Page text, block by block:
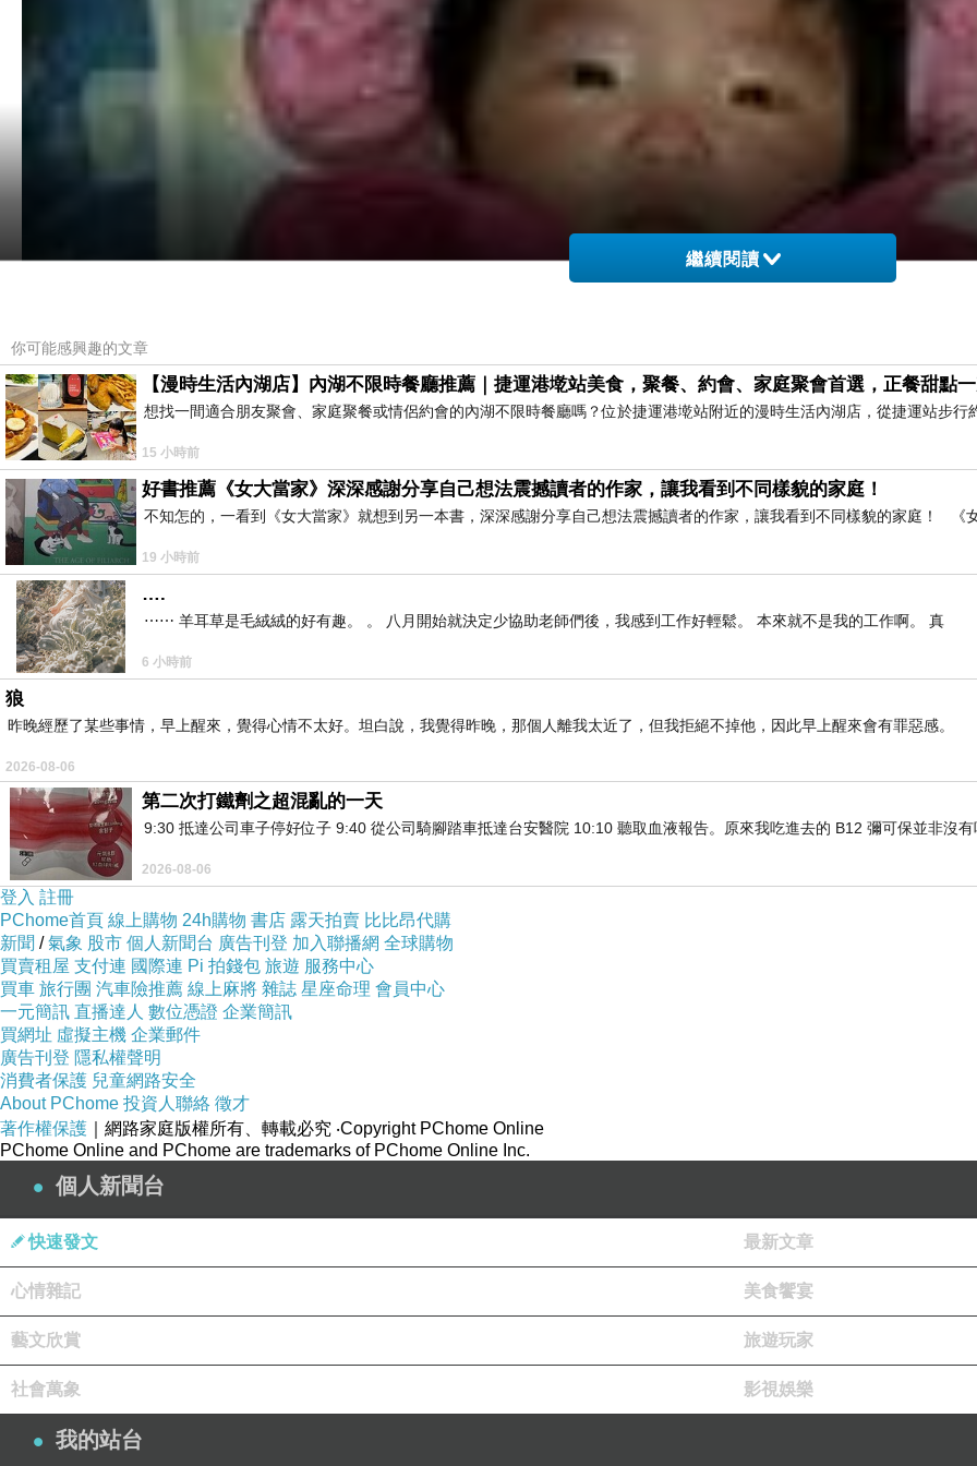
繼續閱讀
你可能感興趣的文章
【漫時生活內湖店】內湖不限時餐廳推薦｜捷運港墘站美食，聚餐、約會、家庭聚會首選，正餐甜點
想找一間適合朋友聚會、家庭聚餐或情侶約會的內湖不限時餐廳嗎？位於捷運港墘站附近的漫時生活內湖店，從捷運站步行
15 小時前
好書推薦《女大當家》深深感謝分享自己想法震撼讀者的作家，讓我看到不同樣貌的家庭！
不知怎的，一看到《女大當家》就想到另一本書，深深感謝分享自己想法震撼讀者的作家，讓我看到不同樣貌的家庭！ 《
19 小時前
….
⋯⋯ 羊耳草是毛絨絨的好有趣。 。 八月開始就決定少協助老師們後，我感到工作好輕鬆。 本來就不是我的工作啊。 真
6 小時前
狼
昨晚經歷了某些事情，早上醒來，覺得心情不太好。坦白說，我覺得昨晚，那個人離我太近了，但我拒絕不掉他，因此早上醒來會有罪惡感。
2026-08-06
第二次打鐵劑之超混亂的一天
9:30 抵達公司車子停好位子 9:40 從公司騎腳踏車抵達台安醫院 10:10 聽取血液報告。原來我吃進去的 B12 彌可保並非沒有
2026-08-06
登入 註冊
PChome首頁 線上購物 24h購物 書店 露天拍賣 比比昂代購
新聞 /氣象 股市 個人新聞台 廣告刊登 加入聯播網 全球購物
買賣租屋 支付連 國際連 Pi 拍錢包 旅遊 服務中心
買車 旅行團 汽車險推薦 線上麻將 雜誌 星座命理 會員中心
一元簡訊 直播達人 數位憑證 企業簡訊
買網址 虛擬主機 企業郵件
廣告刊登 隱私權聲明
消費者保護 兒童網路安全
About PChome 投資人聯絡 徵才
著作權保護 ｜網路家庭版權所有、轉載必究 ‧Copyright PChome Online
PChome Online and PChome are trademarks of PChome Online Inc.
個人新聞台
快速發文 最新文章
心情雜記 美食饗宴
藝文欣賞 旅遊玩家
社會萬象 影視娛樂
我的站台